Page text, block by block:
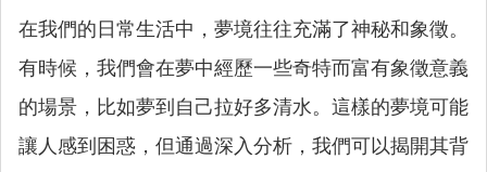
在我們的日常生活中，夢境往往充滿了神秘和象徵。
有時候，我們會在夢中經歷一些奇特而富有象徵意義
的場景，比如夢到自己拉好多清水。這樣的夢境可能
讓人感到困惑，但通過深入分析，我們可以揭開其背